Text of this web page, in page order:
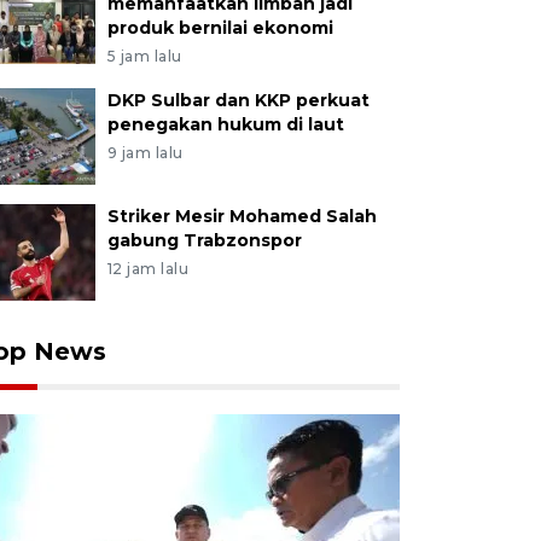
produk bernilai ekonomi
5 jam lalu
DKP Sulbar dan KKP perkuat
penegakan hukum di laut
9 jam lalu
Striker Mesir Mohamed Salah
gabung Trabzonspor
12 jam lalu
News